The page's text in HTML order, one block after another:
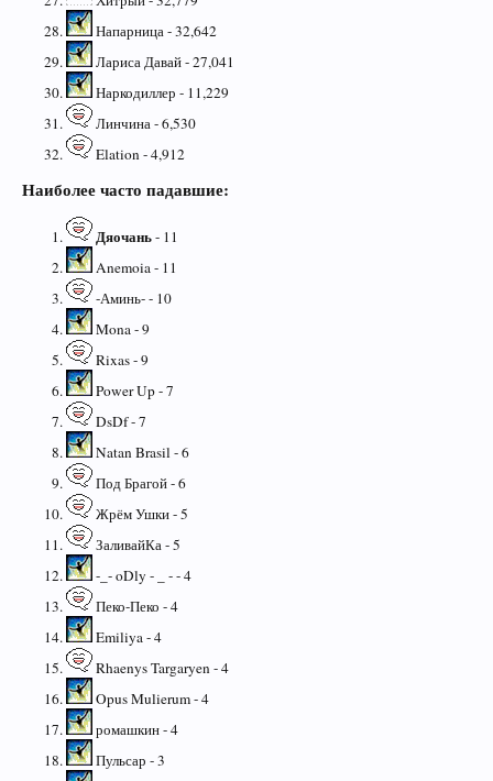
Напарница - 32,642
Лариса Давай - 27,041
Наркодиллер - 11,229
Линчина - 6,530
Elation - 4,912
Наиболее часто падавшие:
Дяочань- 11
Anemoia - 11
-Аминь- - 10
Mona - 9
Rixas - 9
Power Up - 7
DsDf - 7
Natan Brasil - 6
Под Брагой - 6
Жрём Ушки - 5
ЗаливайКа - 5
-_- oDly - _ - - 4
Пеко-Пеко - 4
Emiliya - 4
Rhaenys Targaryen - 4
Opus Mulierum - 4
ромашкин - 4
Пульсар - 3